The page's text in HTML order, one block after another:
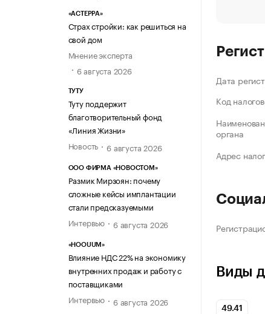
«АСТЕРРА»
Страх стройки: как решиться на
свой дом
Мнение эксперта
6 августа 2026
ТУТУ
Туту поддержит
благотворительный фонд
«Линия Жизни»
Новость
6 августа 2026
ООО ФИРМА «НОВОСТОМ»
Размик Мирзоян: почему
сложные кейсы имплантации
стали предсказуемыми
Интервью
6 августа 2026
«HOOUUM»
Влияние НДС 22% на экономику
внутренних продаж и работу с
поставщиками
Интервью
6 августа 2026
Дата
Код
органа
Адрес
Виды
49.41